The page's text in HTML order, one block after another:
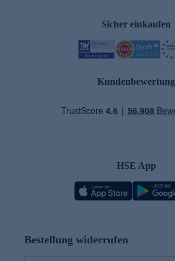
Sicher einkaufen
Kundenbewertung
HSE App
Bestellung widerrufen